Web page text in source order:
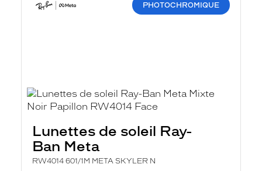
PHOTOCHROMIQUE
Lunettes de soleil Ray-
Ban Meta
RW4014 601/1M META SKYLER N